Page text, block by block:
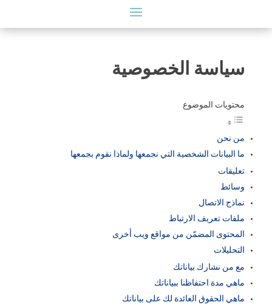
سياسة الخصوصية
محتويات الموضوع
من نحن
ما البيانات الشخصية التي نجمعها ولماذا نقوم بجمعها
تعليقات
وسائط
نماذج الاتصال
ملفات تعريف الارتباط
المحتوى المضمّن من مواقع ويب أخرى
التحليلات
مع من نشارك بياناتك
ماهي مدة احتفاظنا ببياناتك
ماهي الحقوق العائدة لك على بياناتك